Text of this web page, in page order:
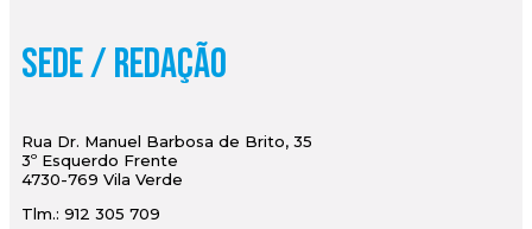
Sede / Redação
Rua Dr. Manuel Barbosa de Brito, 35
3º Esquerdo Frente
4730-769 Vila Verde
Tlm.: 912 305 709